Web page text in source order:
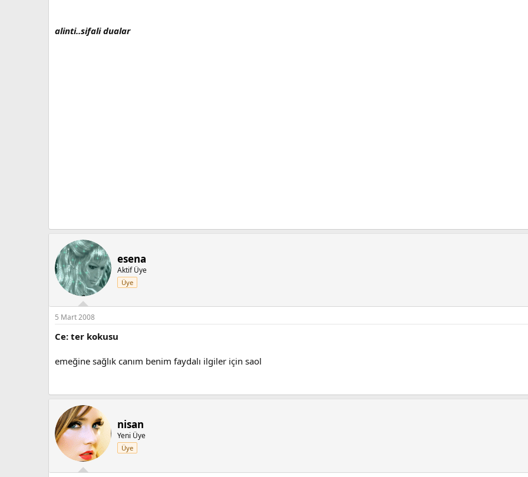
alinti..sifali dualar
esena
Aktif Üye
Üye
5 Mart 2008
Ce: ter kokusu
emeğine sağlık canım benim faydalı ilgiler için saol
nisan
Yeni Üye
Üye